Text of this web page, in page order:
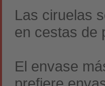
Las ciruelas
en cestas de
El envase